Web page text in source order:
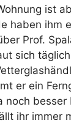
ist
haben ihm
Prof.
sich
er ein
noch
ihr immer